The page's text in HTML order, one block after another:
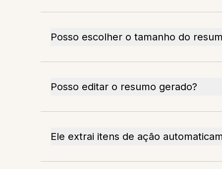
Posso escolher o tamanho do
Posso editar o resumo gerado?
Ele extrai itens de ação